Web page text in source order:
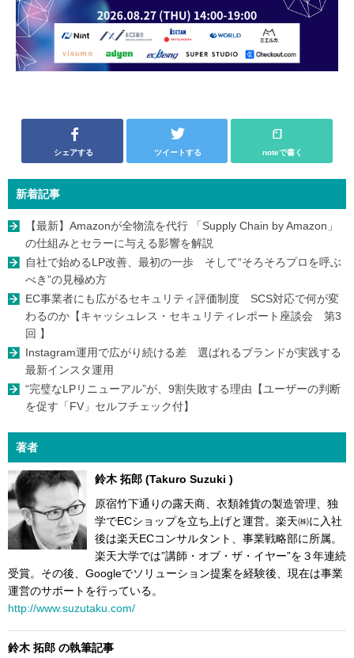
シェアする ツイートする noteで書く
新着記事
【最新】Amazonが全物流を代行 「Supply Chain by Amazon」
の仕組みとセラーに与える影響を解説
自社で始めるLP改善、最初の一歩 そして“そろそろプロを呼ぶ
べき”の見極め方
EC事業者にも広がるセキュリティ評価制度 SCS対応で何が変
わるのか【キャッシュレス・セキュリティレポート座談会 第3
回 】
Instagram運用で広がり続ける差 選ばれるブランドが実践する
最新インスタ運用
“完璧なLPリニューアル”が、9割失敗する理由【ユーザーの判断
を促す「FV」セルフチェック付】
著者
鈴木 拓郎 (Takuro Suzuki )
原宿竹下通りの露天商、衣類雑貨の製造管理、独
学でECショップを立ち上げと運営。楽天㈱に入社
後は楽天ECコンサルタント、事業戦略部に所属。
楽天大学では”講師・オブ・ザ・イヤー”を３年連続
受賞。その後、Googleでソリューション提案を経験後、現在は事業
運営のサポートを行っている。
http://www.suzutaku.com/
鈴木 拓郎 の執筆記事